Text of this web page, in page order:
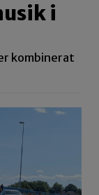
i
kombinerat